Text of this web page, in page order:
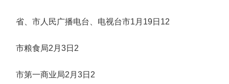
省、市人民广播电台、电视台市1月19日12
市粮食局2月3日2
市第一商业局2月3日2